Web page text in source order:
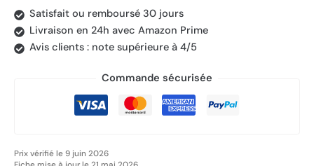
Satisfait ou remboursé 30 jours
Livraison en 24h avec Amazon Prime
Avis clients : note supérieure à 4/5
Commande sécurisée
Prix vérifié le 9 juin 2026